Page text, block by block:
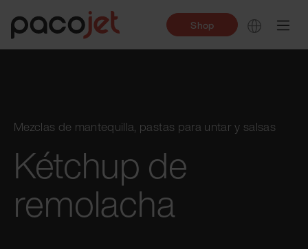
Shop
Mezclas de mantequilla, pastas para untar y salsas
Kétchup de
remolacha